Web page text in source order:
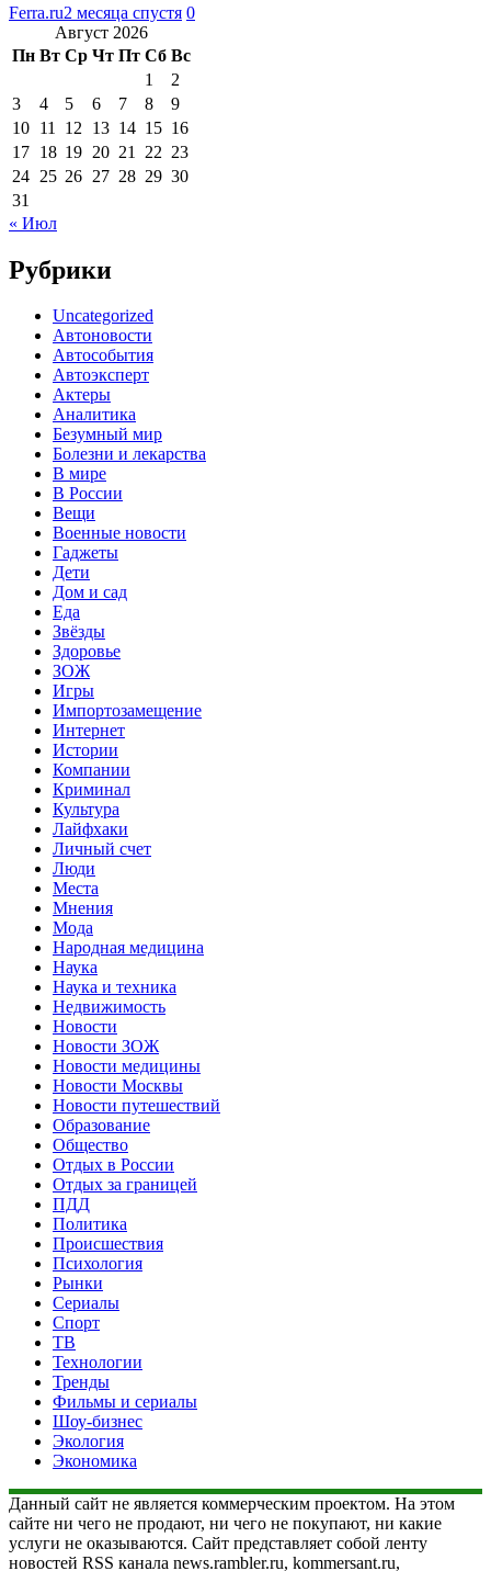
Ferra.ru2 месяца спустя 0
Август 2026
Пн Вт Ср Чт Пт Сб Вс
1
2
3
4 5 6 7 8
9
10 11 12 13 14 15 16
17 18 19 20 21 22 23
24 25 26 27 28 29 30
31
« Июл
Рубрики
Uncategorized
Автоновости
Автособытия
Автоэксперт
Актеры
Аналитика
Безумный мир
Болезни и лекарства
В мире
В России
Вещи
Военные новости
Гаджеты
Дети
Дом и сад
Еда
Звёзды
Здоровье
ЗОЖ
Игры
Импортозамещение
Интернет
Истории
Компании
Криминал
Культура
Лайфхаки
Личный счет
Люди
Места
Мнения
Мода
Народная медицина
Наука
Наука и техника
Недвижимость
Новости
Новости ЗОЖ
Новости медицины
Новости Москвы
Новости путешествий
Образование
Общество
Отдых в России
Отдых за границей
ПДД
Политика
Происшествия
Психология
Рынки
Сериалы
Спорт
ТВ
Технологии
Тренды
Фильмы и сериалы
Шоу-бизнес
Экология
Экономика
Данный сайт не является коммерческим проектом. На этом
сайте ни чего не продают, ни чего не покупают, ни какие
услуги не оказываются. Сайт представляет собой ленту
новостей RSS канала news.rambler.ru, kommersant.ru,